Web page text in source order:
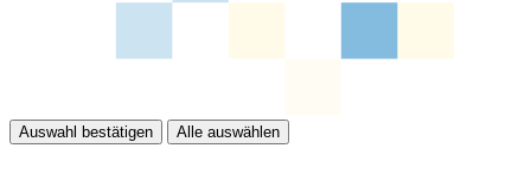
Auswahl bestätigen Alle auswählen